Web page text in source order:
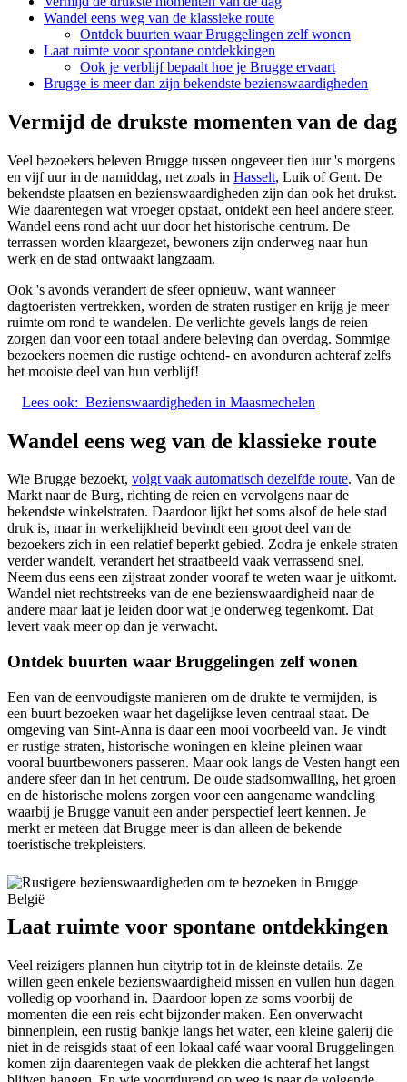
Wandel eens weg van de klassieke route
Ontdek buurten waar Bruggelingen zelf wonen
Laat ruimte voor spontane ontdekkingen
Ook je verblijf bepaalt hoe je Brugge ervaart
Brugge is meer dan zijn bekendste bezienswaardigheden
Vermijd de drukste momenten van de dag
Veel bezoekers beleven Brugge tussen ongeveer tien uur 's morgens
en vijf uur in de namiddag, net zoals in Hasselt, Luik of Gent. De
bekendste plaatsen en bezienswaardigheden zijn dan ook het drukst.
Wie daarentegen wat vroeger opstaat, ontdekt een heel andere sfeer.
Wandel eens rond acht uur door het historische centrum. De
terrassen worden klaargezet, bewoners zijn onderweg naar hun
werk en de stad ontwaakt langzaam.
Ook 's avonds verandert de sfeer opnieuw, want wanneer
dagtoeristen vertrekken, worden de straten rustiger en krijg je meer
ruimte om rond te wandelen. De verlichte gevels langs de reien
zorgen dan voor een totaal andere beleving dan overdag. Sommige
bezoekers noemen die rustige ochtend- en avonduren achteraf zelfs
het mooiste deel van hun verblijf!
Lees ook: Bezienswaardigheden in Maasmechelen
Wandel eens weg van de klassieke route
Wie Brugge bezoekt, volgt vaak automatisch dezelfde route. Van de
Markt naar de Burg, richting de reien en vervolgens naar de
bekendste winkelstraten. Daardoor lijkt het soms alsof de hele stad
druk is, maar in werkelijkheid bevindt een groot deel van de
bezoekers zich in een relatief beperkt gebied. Zodra je enkele straten
verder wandelt, verandert het straatbeeld vaak verrassend snel.
Neem dus eens een zijstraat zonder vooraf te weten waar je uitkomt.
Wandel niet rechtstreeks van de ene bezienswaardigheid naar de
andere maar laat je leiden door wat je onderweg tegenkomt. Dat
levert vaak meer op dan je verwacht.
Ontdek buurten waar Bruggelingen zelf wonen
Een van de eenvoudigste manieren om de drukte te vermijden, is
een buurt bezoeken waar het dagelijkse leven centraal staat. De
omgeving van Sint-Anna is daar een mooi voorbeeld van. Je vindt
er rustige straten, historische woningen en kleine pleinen waar
vooral buurtbewoners passeren. Maar ook langs de Vesten hangt een
andere sfeer dan in het centrum. De oude stadsomwalling, het groen
en de historische molens zorgen voor een aangename wandeling
waarbij je Brugge vanuit een ander perspectief leert kennen. Je
merkt er meteen dat Brugge meer is dan alleen de bekende
toeristische trekpleisters.
Laat ruimte voor spontane ontdekkingen
Veel reizigers plannen hun citytrip tot in de kleinste details. Ze
willen geen enkele bezienswaardigheid missen en vullen hun dagen
volledig op voorhand in. Daardoor lopen ze soms voorbij de
momenten die een reis echt bijzonder maken. Een onverwacht
binnenplein, een rustig bankje langs het water, een kleine galerij die
niet in de reisgids staat of een lokaal café waar vooral Bruggelingen
komen zijn daarentegen vaak de plekken die achteraf het langst